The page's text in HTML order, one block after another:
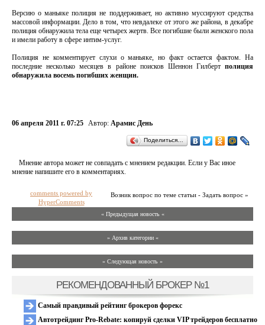
Версию о маньяке полиция не поддерживает, но активно муссируют средства
массовой информации. Дело в том, что невдалеке от этого же района, в декабре
полиция обнаружила тела еще четырех жертв. Все погибшие были женского пола
и имели работу в сфере интим-услуг.
Полиция не комментирует слухи о маньяке, но факт остается фактом. На
последние несколько месяцев в районе поисков Шеннон Гилберт полиция
обнаружила восемь погибших женщин.
06 апреля 2011 г. 07:25 Автор: Арамис День
Поделиться…
Мнение автора может не совпадать с мнением редакции. Если у Вас иное
мнение напишите его в комментариях.
Возник вопрос по теме статьи - Задать вопрос »
comments powered by
HyperComments
« Предыдущая новость «
» Архив категории «
» Следующая новость »
РЕКОМЕНДОВАННЫЙ БРОКЕР №1
Самый правдивый рейтинг брокеров форекс
Автотрейдинг Pro-Rebate: копируй сделки VIP трейдеров бесплатно